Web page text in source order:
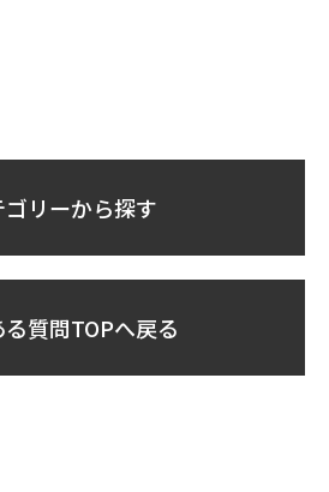
ゴリーから探す
る質問TOPへ戻る